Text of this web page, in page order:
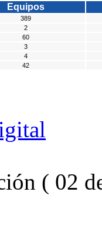
Equipos
389
2
60
3
4
42
( 02